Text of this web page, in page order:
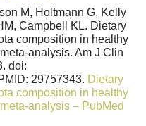
M, Holtmann G, Kelly
Campbell KL. Dietary
composition in healthy
analysis. Am J Clin
doi:
29757343. Dietary
composition in healthy
analysis – PubMed